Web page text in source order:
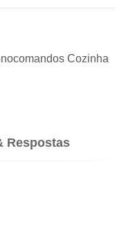
Cozinha
Respostas